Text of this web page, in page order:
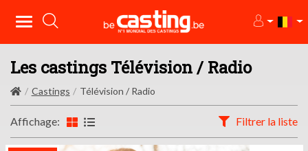
Les castings Télévision / Radio
Castings Télévision / Radio
Affichage: Filtrer la liste